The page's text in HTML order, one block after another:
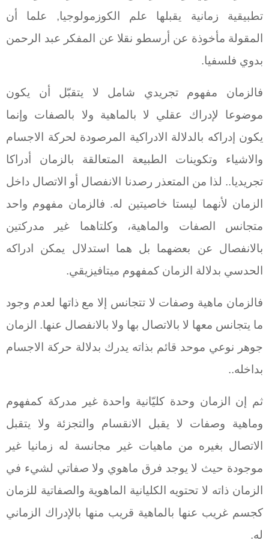
تطبيقية زمانية يقبلها علم الكوزمولوجيا, علما أن
المقولة مأخوذة عن أرسطو نقلا عن المفكر عبد الرحمن
بدوي فلسفيا.
فالزمان مفهوم تجريدي شامل لا يتقبّل أن يكون
موضوعا لإدراك عقلي لا بالماهية ولا بالصفات وإنما
يكون إدراكه بالدلالة الادراكية المرصودة لحركة الاجسام
والاشياء وتكوينات الطبيعة المتعالقة بالزمان أدراكا
تجريديا.. لذا من المتعذر رصدنا الانفصال أو الاتصال داخل
الزمان لأنهما ليستا خاصيتين له. فالزمان مفهوم واحد
متجانس الصفات والماهية، وكلتاهما غير مدركتين
بالانفصال عن بعضهما بل هما استدلال يمكن ادراكه
الحدسي بدلالة الزمان كمفهوم ميتافيزيقي.
فالزمان ماهية وصفات لا تتجانس إلا مع ذاتها لعدم وجود
ما يتجانس معها لا بالاتصال بها ولا بالانفصال عنها. الزمان
جوهر نوعي موحد قائم بذاته يدرك بدلالة حركة الاجسام
بداخله..
ثم إن الزمان وحدة كليّانية واحدة غير مدركة كمفهوم
وماهية وصفات لا يقبل الانقسام والتجزئة ولا يتقبل
الاتصال بغيره من ماهيات غير مجانسة له زمانيا غير
موجودة حيث لا يوجد فرق ماهوي ولا صفاتي لشيء في
الزمان ذاته لا تحتويه الكليانية الماهوية والصفاتية للزمان
كجسم غريب عنها بالماهية قريب منها بالإدراك الزماني
له.